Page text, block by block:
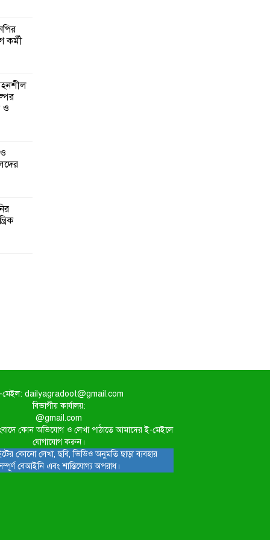
কর্মী
ও
মেইল: dailyagradoot@gmail.com
বিভাগীয় কার্যালয়:
@gmail.com
কোন অভিযোগ ও লেখা পাঠাতে আমাদের ই-মেইলে
যোগাযোগ করুন।
কোনো লেখা, ছবি, ভিডিও অনুমতি ছাড়া ব্যবহার
বেআইনি এবং শাস্তিযোগ্য অপরাধ।